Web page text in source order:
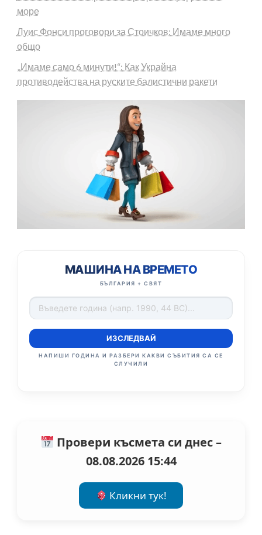
море
Луис Фонси проговори за Стоичков: Имаме много
общо
„Имаме само 6 минути!“: Как Украйна
противодейства на руските балистични ракети
МАШИНА НА ВРЕМЕТО
БЪЛГАРИЯ + СВЯТ
ИЗСЛЕДВАЙ
НАПИШИ ГОДИНА И РАЗБЕРИ КАКВИ СЪБИТИЯ СА СЕ
СЛУЧИЛИ
Провери късмета си днес –
08.08.2026 15:44
Кликни тук!